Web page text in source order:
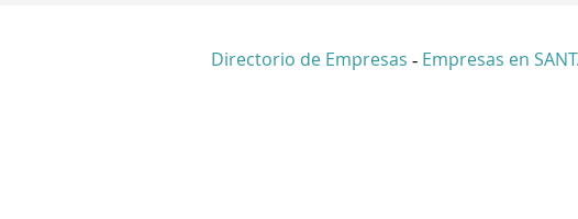
Directorio de Empresas - Empresas en